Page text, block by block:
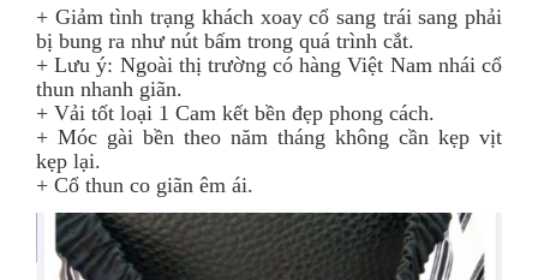
+ Giảm tình trạng khách xoay cổ sang trái sang phải
bị bung ra như nút bấm trong quá trình cắt.
+ Lưu ý: Ngoài thị trường có hàng Việt Nam nhái cổ
thun nhanh giãn.
+ Vải tốt loại 1 Cam kết bền đẹp phong cách.
+ Móc gài bền theo năm tháng không cần kẹp vịt
kẹp lại.
+ Cổ thun co giãn êm ái.